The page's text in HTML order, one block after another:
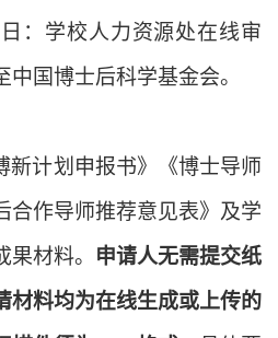
：学校人力资源处在线审
国博士后科学基金会。
新计划申报书》《博士导师
合作导师推荐意见表》及学
材料。 申请人无需提交纸
材料均为在线生成或上传的